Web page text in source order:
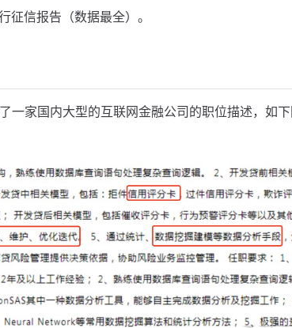
信报告（数据最全）。
家国内大型的互联网金融公司的职位描述，如下